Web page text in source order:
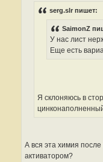
serg.slr пишет:
SaimonZ
У нас лист
Еще есть
Я склоняюсь в
А вся эта химия
активатором?